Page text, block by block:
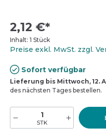
2,12 €*
Inhalt: 1 Stück
Preise exkl. MwSt. zzgl.
Sofort verfügbar
Lieferung bis Mittwoch, 12.
des nächsten Tages bestellen.
STK